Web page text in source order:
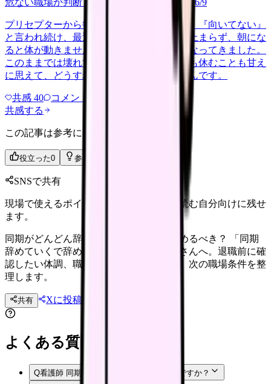
プリセプターから毎日のように『辞めれば』『向いてない』
と言われ続け、最近は職場が近づくと涙が止まらず、朝にな
ると体が動きません。食事も喉を通らなくなってきました。
このままでは壊れてしまう気がします。でも休むことも甘え
に思えて、どうすればいいのか分からないんです。
共感 40 コメント
共感する
この記事は参考になりましたか？
役立った0 参考になった
SNSで共有
現場で使えるポイントを、同僚やあとで読む自分向けに残せ
ます。
同期がどんどん辞めていく時、自分も辞めるべき？ 「同期
辞めていくで辞めたい」と感じる看護師さんへ。退職前に確
認したい体調、職場内の選択肢、法務面、次の職場条件を整
理します。
共有 Xに投稿
よくある質問
Q看護師 同期 辞めていくで悩むのは甘えですか？